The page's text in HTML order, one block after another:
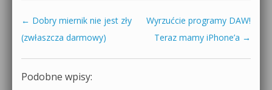
Zobacz wpisy
← Dobry miernik nie jest zły
(zwłaszcza darmowy)
Wyrzućcie programy DAW!
Teraz mamy iPhone’a →
Podobne wpisy: